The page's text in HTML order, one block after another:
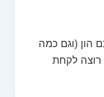
הון (וגם כמה
רוצה לקחת